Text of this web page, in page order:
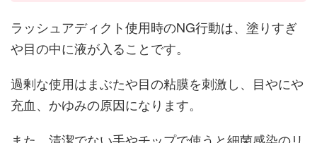
ラッシュアディクト使用時のNG行動は、塗りすぎ
や目の中に液が入ることです。
過剰な使用はまぶたや目の粘膜を刺激し、目やにや
充血、かゆみの原因になります。